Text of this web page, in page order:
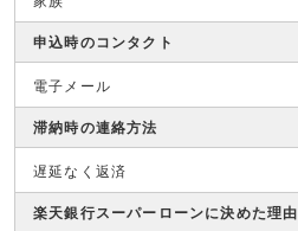
申込時のコンタクト
電子メール
滞納時の連絡方法
遅延なく返済
楽天銀行スーパーローンに決めた理由